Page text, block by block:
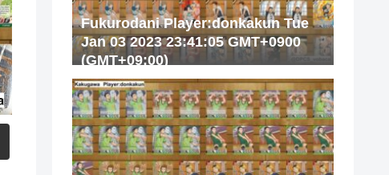
Fukurodani Player:donkakun Tue
Jan 03 2023 23:41:05 GMT+0900
(GMT+09:00)